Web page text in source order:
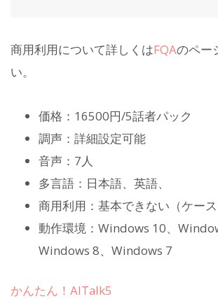
商用利用について詳しくはFQAのペー
い。
価格：16500円/5話者パック
調声：詳細設定可能
音声：7人
多言語：日本語、英語、
商用利用：基本できない（ケース
動作環境：Windows 10、
Windows 8、Windows 7
かんたん！AITalk5